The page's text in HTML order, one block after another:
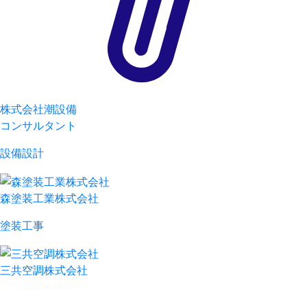
株式会社潮設備
コンサルタント
設備設計
森塗装工業株式会社
塗装工事
三共空調株式会社